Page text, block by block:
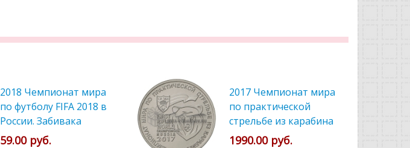
2018 Чемпионат мира
по футболу FIFA 2018 в
России. Забивака
59.00 руб.
2017 Чемпионат мира
по практической
стрельбе из карабина
1990.00 руб.